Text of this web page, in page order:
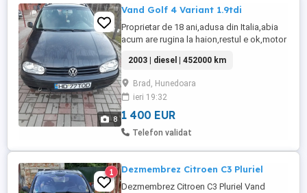
8
Vand Golf 4 Variant 1.9tdi
Proprietar de 18 ani,adusa din Italia,abia
acum are rugina la haion,restul e ok,motor
schimbat,functionala perfect,AC
functional,circula zilnic.Are kit de inaltare
de 3cm,scut metalic,telescoape si bucsi
fata noi,anvelope fata noi.Motorul merge
perfect.Fiscal pe loc.
2003 | diesel | 452000 km
Brad, Hunedoara
ieri 19:32
1 400 EUR
Telefon validat
1 Dezmembrez Citroen C3 Pluriel
Dezmembrez Citroen C3 Pluriel Vand